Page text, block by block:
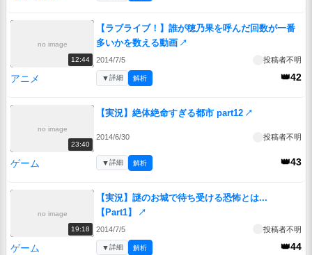
no image
12:44
【ラブライブ！】誰が穂乃果を呼んだ回数が一番
多いかを数える動画 ↗
2014/7/5 投稿者不明
アニメ 👑42
▼詳細 解析
no image
23:40
【実況】絶体絶命すぎる都市 part12 ↗
2014/6/30 投稿者不明
ゲーム 👑43
▼詳細 解析
no image
19:18
【実況】謎のお城で待ち受ける恐怖とは...
【Part1】
↗
2014/7/5 投稿者不明
ゲーム 👑44
▼詳細 解析